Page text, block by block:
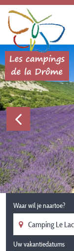
Waar wil je naartoe?
Uw vakantiedatums